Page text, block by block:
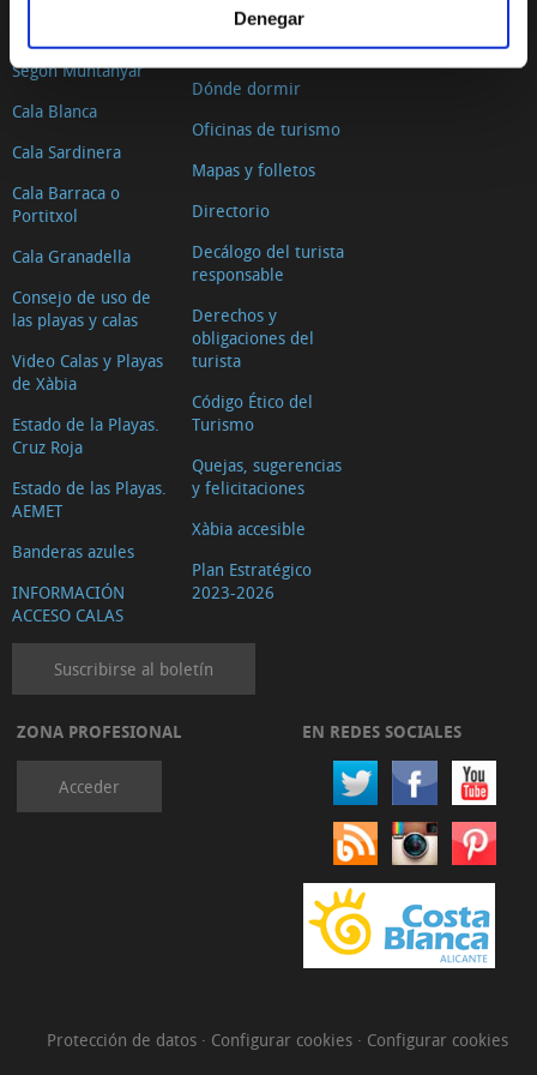
Denegar
Segon Muntanyar
Cala Blanca
Cala Sardinera
Cala Barraca o
Portitxol
Cala Granadella
Consejo de uso de
las playas y calas
Video Calas y Playas
de Xàbia
Estado de la Playas.
Cruz Roja
Estado de las Playas.
AEMET
Banderas azules
INFORMACIÓN
ACCESO CALAS
Cómo llegar
Dónde comer
Dónde dormir
Oficinas de turismo
Mapas y folletos
Directorio
Decálogo del turista
responsable
Derechos y
obligaciones del
turista
Código Ético del
Turismo
Quejas, sugerencias
y felicitaciones
Xàbia accesible
Plan Estratégico
2023-2026
Suscribirse al boletín
ZONA PROFESIONAL
Acceder
EN REDES SOCIALES
Protección de datos · Configurar cookies · Configurar cookies